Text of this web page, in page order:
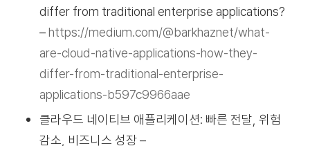
differ from traditional enterprise applications?
–https://medium.com/@barkhaznet/what-
are-cloud-native-applications-how-they-
differ-from-traditional-enterprise-
applications-b597c9966aae
클라우드 네이티브 애플리케이션: 빠른 전달, 위험
감소, 비즈니스 성장 –